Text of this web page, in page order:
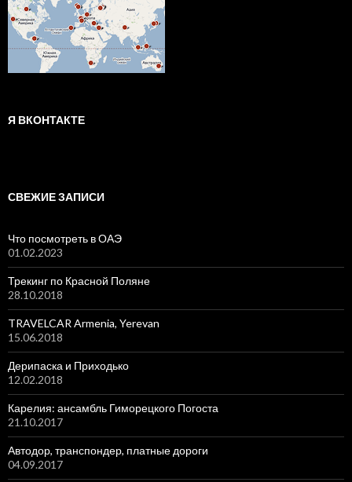
Я ВКОНТАКТЕ
СВЕЖИЕ ЗАПИСИ
Что посмотреть в ОАЭ
01.02.2023
Трекинг по Красной Поляне
28.10.2018
TRAVELCAR Armenia, Yerevan
15.06.2018
Дерипаска и Приходько
12.02.2018
Карелия: ансамбль Гиморецкого Погоста
21.10.2017
Автодор, транспондер, платные дороги
04.09.2017